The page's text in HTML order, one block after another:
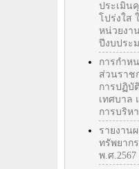
ประเมิน
โปร่งใส
หน่วยงา
ปีงบประ
การกำห
ส่วนราช
การปฏิบั
เทศบาล
การบริห
รายงาน
ทรัพยาก
พ.ศ.2567